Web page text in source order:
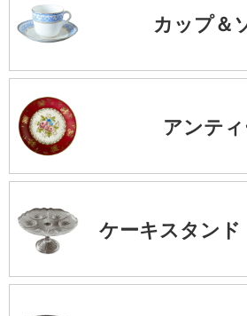
カップ＆
アンテ
ケーキスタンド